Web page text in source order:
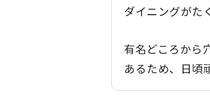
ダイニングがた
有名どころから
あるため、日頃